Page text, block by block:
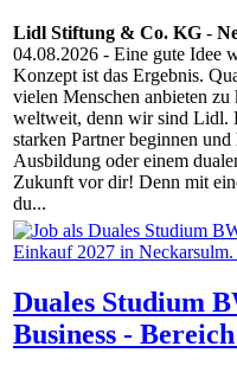
Lidl Stiftung & Co. KG -
04.08.2026 - Eine gute Idee
Konzept ist das Ergebnis.
vielen Menschen anbieten
weltweit, denn wir sind Lidl.
starken Partner beginnen
Ausbildung oder einem
Zukunft vor dir! Denn mit
du...
Duales Studium
Business -